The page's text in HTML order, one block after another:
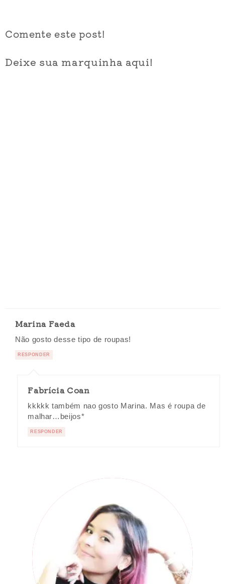
Comente este post!
Deixe sua marquinha aqui!
Marina Faeda
Não gosto desse tipo de roupas!
RESPONDER
Fabrícia Coan
kkkkk também nao gosto Marina. Mas é roupa de
malhar…beijos*
RESPONDER